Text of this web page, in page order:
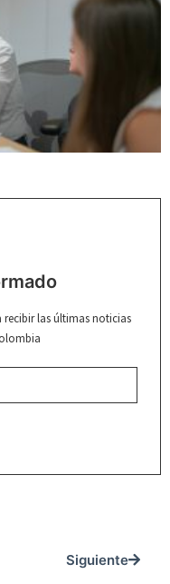
recibir las últimas noticias
Siguiente